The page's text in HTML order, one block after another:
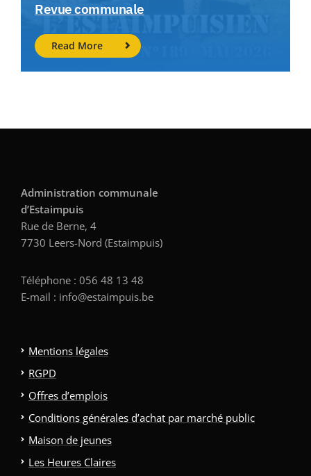
Revue communale
Read More
Administration communale
d’Estaimpuis
Rue de Berne, 4
7730 Leers-Nord (Estaimpuis)
Téléphone : 056 48 13 48
E-mail : info@estaimpuis.be
Mentions légales
RGPD
Offres d’emplois
Conditions générales d’achat par marché public
Maison de jeunes
Les Heures Claires